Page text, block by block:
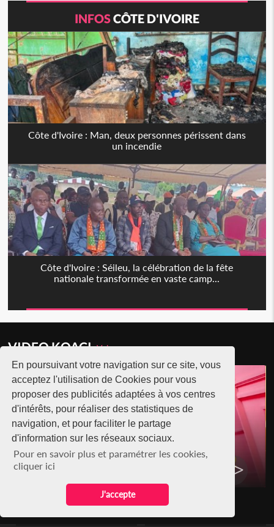
En poursuivant votre navigation sur ce site, vous
acceptez l'utilisation de Cookies pour vous
proposer des publicités adaptées à vos centres
d'intérêts, pour réaliser des statistiques de
navigation, et pour faciliter le partage
d'information sur les réseaux sociaux.
Pour en savoir plus et paramétrer les cookies,
cliquer ici
J'accepte
INFOSCÔTE D'IVOIRE
Côte d'Ivoire : Man, deux personnes périssent dans
un incendie
Côte d'Ivoire : Séileu, la célébration de la fête
nationale transformée en vaste camp...
VIDEO KOACIVoir+
RENARD BARAKISSA - DOS DE